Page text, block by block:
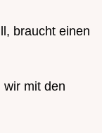
braucht einen
wir mit den